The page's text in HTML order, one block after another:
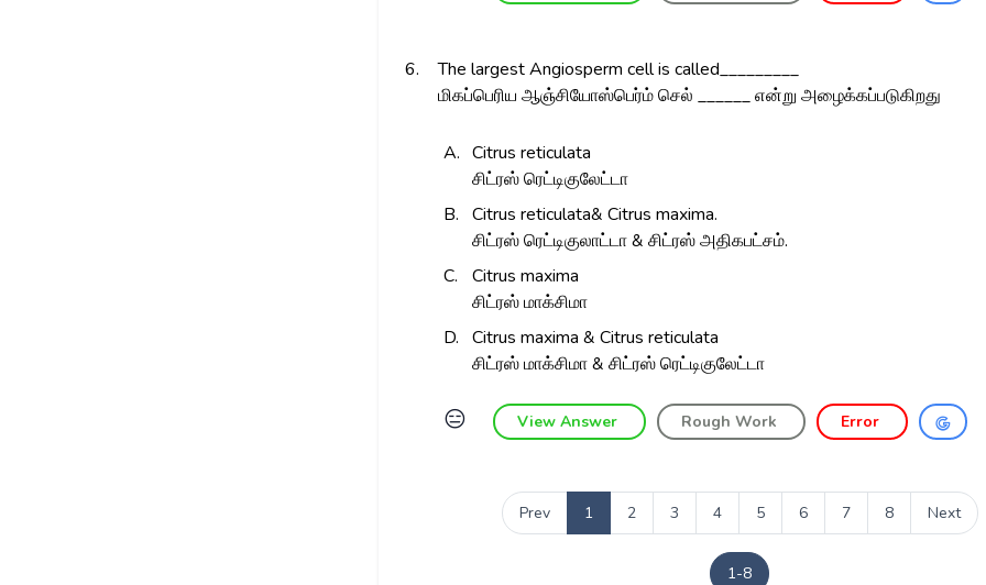
6.
The largest Angiosperm cell is called_________
மிகப்பெரிய ஆஞ்சியோஸ்பெர்ம் செல் ______ என்று அழைக்கப்படுகிறது
A. Citrus reticulata
சிட்ரஸ் ரெட்டிகுலேட்டா
B.
Citrus reticulata& Citrus maxima.
சிட்ரஸ் ரெட்டிகுலாட்டா & சிட்ரஸ் அதிகபட்சம்.
C.
Citrus maxima
சிட்ரஸ் மாக்சிமா
D.
Citrus maxima & Citrus reticulata
சிட்ரஸ் மாக்சிமா & சிட்ரஸ் ரெட்டிகுலேட்டா
😑 View Answer Rough Work Error
Prev 1 2 3 4 5 6 7 8 Next
1-8